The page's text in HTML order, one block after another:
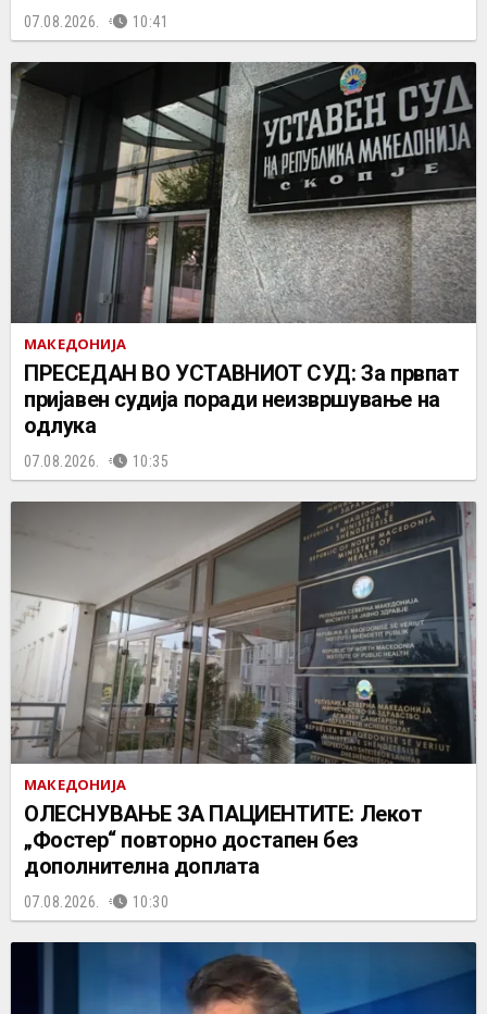
07.08.2026. 10:41
МАКЕДОНИЈА
ПРЕСЕДАН ВО УСТАВНИОТ СУД: За првпат
пријавен судија поради неизвршување на
одлука
07.08.2026. 10:35
МАКЕДОНИЈА
ОЛЕСНУВАЊЕ ЗА ПАЦИЕНТИТЕ: Лекот
„Фостер“ повторно достапен без
дополнителна доплата
07.08.2026. 10:30